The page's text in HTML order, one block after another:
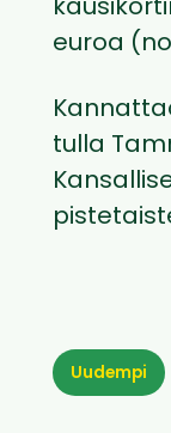
euroa
tulla
Uudempi